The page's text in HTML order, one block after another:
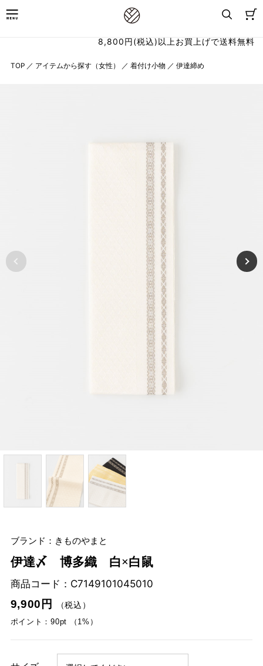
8,800円(税込)以上お買上げで送料無料
TOP ／ アイテムから探す（女性） ／ 着付け小物 ／ 伊達締め
ブランド：きものやまと
伊達〆 博多織 白×白鼠
商品コード： C7149101045010
9,900円
（税込）
ポイント：90pt （1%）